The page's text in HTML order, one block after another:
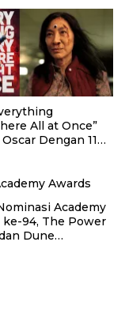
All at Once”
Dengan 11
Academy
ke-94, The Power
Dune